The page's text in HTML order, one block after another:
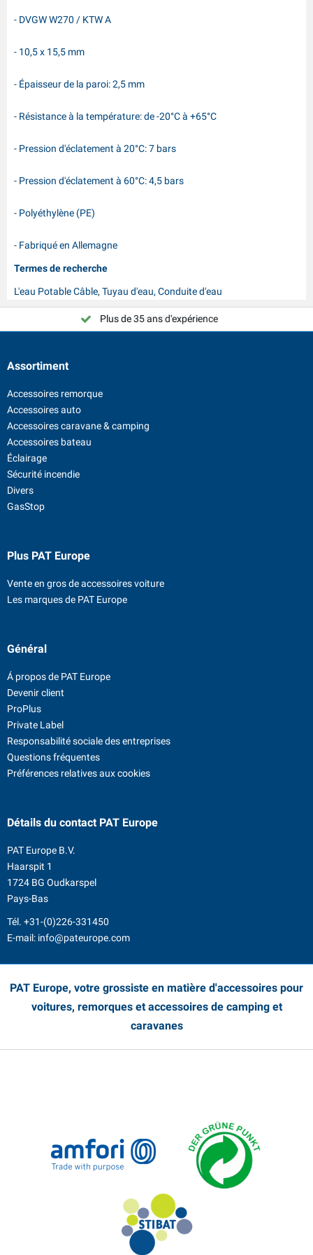
- DVGW W270 / KTW A
- 10,5 x 15,5 mm
- Épaisseur de la paroi: 2,5 mm
- Résistance à la température: de -20°C à +65°C
- Pression d'éclatement à 20°C: 7 bars
- Pression d'éclatement à 60°C: 4,5 bars
- Polyéthylène (PE)
- Fabriqué en Allemagne
Termes de recherche
L'eau Potable Câble, Tuyau d'eau, Conduite d'eau
Choisissez PAT Europe !
Plus de 35 ans d'expérience
Assortiment
Accessoires remorque
Accessoires auto
Accessoires caravane & camping
Accessoires bateau
Éclairage
Sécurité incendie
Divers
GasStop
Plus PAT Europe
Vente en gros de accessoires voiture
Les marques de PAT Europe
Général
Á propos de PAT Europe
Devenir client
ProPlus
Private Label
Responsabilité sociale des entreprises
Questions fréquentes
Préférences relatives aux cookies
Détails du contactPAT Europe
PAT Europe B.V.
Haarspit 1
1724 BG Oudkarspel
Pays-Bas
Tél. +31-(0)226-331450
E-mail: info@pateurope.com
PAT Europe, votre grossiste en matière d'accessoires pour
voitures, remorques et accessoires de camping et
caravanes